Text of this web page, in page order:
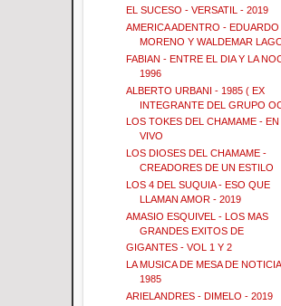
EL SUCESO - VERSATIL - 2019
AMERICA ADENTRO - EDUARDO
MORENO Y WALDEMAR
FABIAN - ENTRE EL DIA Y LA
1996
ALBERTO URBANI - 1985 ( EX
INTEGRANTE DEL GRUPO
LOS TOKES DEL CHAMAME - EN
VIVO
LOS DIOSES DEL CHAMAME -
CREADORES DE UN ESTILO
LOS 4 DEL SUQUIA - ESO QUE
LLAMAN AMOR - 2019
AMASIO ESQUIVEL - LOS MAS
GRANDES EXITOS DE
GIGANTES - VOL 1 Y 2
LA MUSICA DE MESA DE
1985
ARIELANDRES - DIMELO - 2019